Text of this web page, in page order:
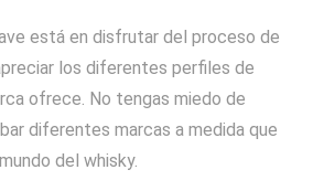
está en disfrutar del proceso de
los diferentes perfiles de
ofrece. No tengas miedo de
diferentes marcas a medida que
del whisky.